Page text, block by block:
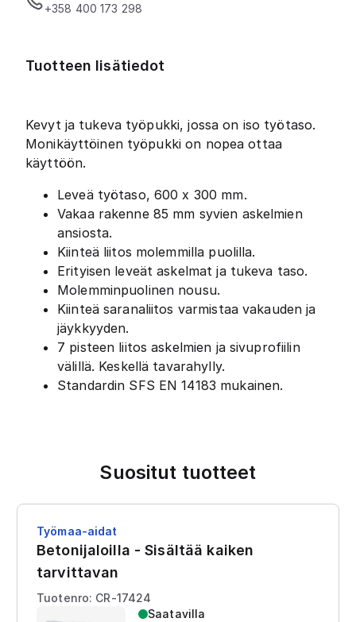
+358 400 173 298
Tuotteen lisätiedot
Kevyt ja tukeva työpukki, jossa on iso työtaso.
Monikäyttöinen työpukki on nopea ottaa
käyttöön.
Leveä työtaso, 600 x 300 mm.
Vakaa rakenne 85 mm syvien askelmien
ansiosta.
Kiinteä liitos molemmilla puolilla.
Erityisen leveät askelmat ja tukeva taso.
Molemminpuolinen nousu.
Kiinteä saranaliitos varmistaa vakauden ja
jäykkyyden.
7 pisteen liitos askelmien ja sivuprofiilin
välillä. Keskellä tavarahylly.
Standardin SFS EN 14183 mukainen.
Suositut tuotteet
Työmaa-aidat
Betonijaloilla - Sisältää kaiken
tarvittavan
Tuotenro: CR-17424
Saatavilla